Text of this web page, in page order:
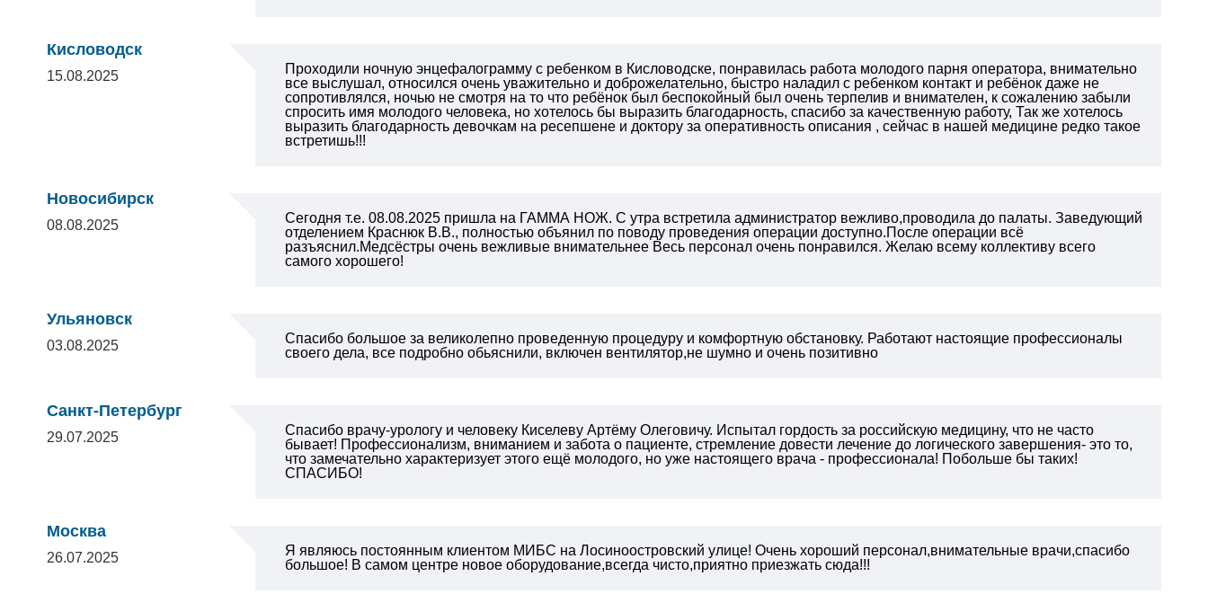
Кисловодск
15.08.2025
Проходили ночную энцефалограмму с ребенком в Кисловодске, понравилась работа молодого парня оператора, внимательно
все выслушал, относился очень уважительно и доброжелательно, быстро наладил с ребенком контакт и ребёнок даже не
сопротивлялся, ночью не смотря на то что ребёнок был беспокойный был очень терпелив и внимателен, к сожалению забыли
спросить имя молодого человека, но хотелось бы выразить благодарность, спасибо за качественную работу, Так же хотелось
выразить благодарность девочкам на ресепшене и доктору за оперативность описания , сейчас в нашей медицине редко такое
встретишь!!!
Новосибирск
08.08.2025
Сегодня т.е. 08.08.2025 пришла на ГАММА НОЖ. С утра встретила администратор вежливо,проводила до палаты. Заведующий
отделением Краснюк В.В., полностью объянил по поводу проведения операции доступно.После операции всё
разъяснил.Медсёстры очень вежливые внимательнее Весь персонал очень понравился. Желаю всему коллективу всего
самого хорошего!
Ульяновск
03.08.2025
Спасибо большое за великолепно проведенную процедуру и комфортную обстановку. Работают настоящие профессионалы
своего дела, все подробно обьяснили, включен вентилятор,не шумно и очень позитивно
Санкт-Петербург
29.07.2025
Спасибо врачу-урологу и человеку Киселеву Артёму Олеговичу. Испытал гордость за российскую медицину, что не часто
бывает! Профессионализм, вниманием и забота о пациенте, стремление довести лечение до логического завершения- это то,
что замечательно характеризует этого ещё молодого, но уже настоящего врача - профессионала! Побольше бы таких!
СПАСИБО!
Москва
26.07.2025
Я являюсь постоянным клиентом МИБС на Лосиноостровский улице! Очень хороший персонал,внимательные врачи,спасибо
большое! В самом центре новое оборудование,всегда чисто,приятно приезжать сюда!!!